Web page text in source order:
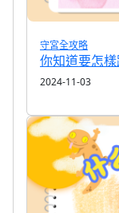
守宮全攻略
你知道要怎
2024-11-03